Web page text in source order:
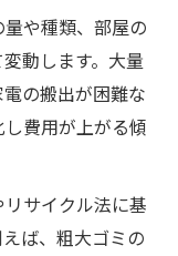
や種類、部屋の
動します。大量
の搬出が困難な
費用が上がる傾
サイクル法に基
ば、粗大ゴミの